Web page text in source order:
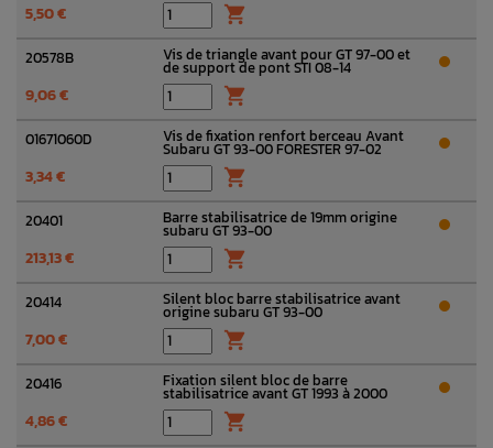
5,50 € 
20578B Vis de triangle avant pour GT 97-00 et
de support de pont STI 08-14
9,06 € 
01671060D Vis de fixation renfort berceau Avant
Subaru GT 93-00 FORESTER 97-02
3,34 € 
20401 Barre stabilisatrice de 19mm origine
subaru GT 93-00
213,13 € 
20414 Silent bloc barre stabilisatrice avant
origine subaru GT 93-00
7,00 € 
20416 Fixation silent bloc de barre
stabilisatrice avant GT 1993 à 2000
4,86 € 